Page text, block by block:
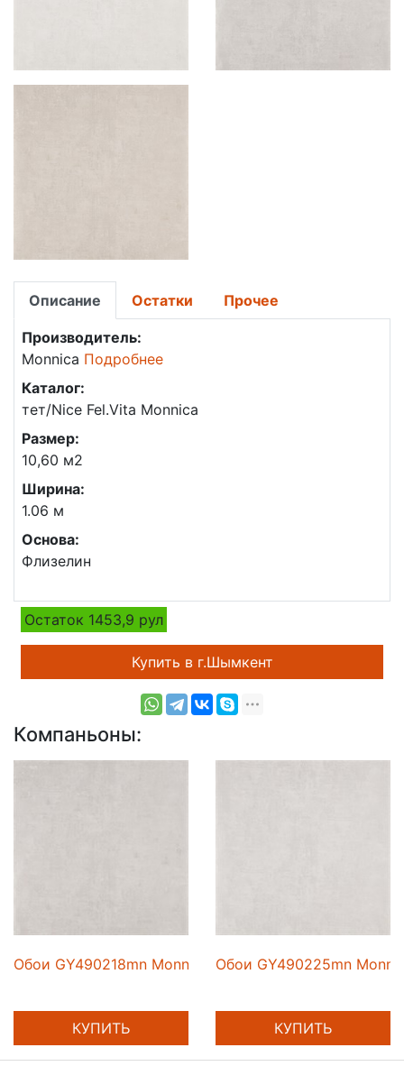
Описание Остатки Прочее
Производитель:
Monnica Подробнее
Каталог:
тет/Nice Fel.Vita Monnica
Размер:
10,60 м2
Ширина:
1.06 м
Основа:
Флизелин
Остаток 1453,9 рул
Купить в г.Шымкент
Компаньоны:
Обои GY490218mn Monnica
КУПИТЬ
Обои GY490225mn
КУПИТЬ